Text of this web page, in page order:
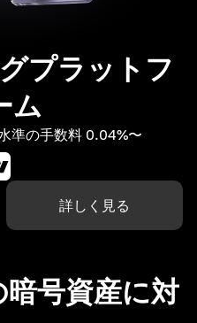
プラットフ
ム
準の手数料 0.04%〜
詳しく見る
号資産に対